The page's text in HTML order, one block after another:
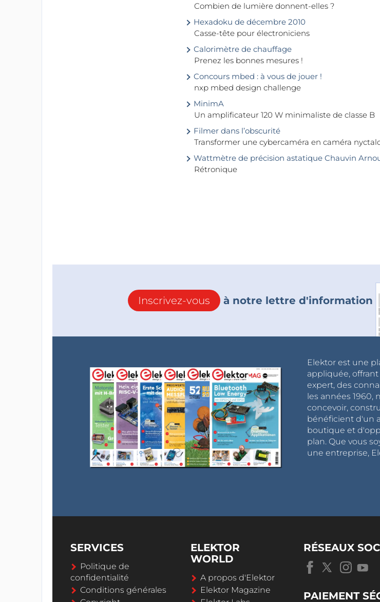
Combien de lumière donnent-elles ?
Hexadoku de décembre 2010
Casse-tête pour électroniciens
Calorimètre de chauffage
Prenez les bonnes mesures !
Concours mbed : à vous de jouer !
nxp mbed design challenge
MinimA
Un amplificateur 120 W minimaliste de classe B
Filmer dans l’obscurité
Transformer une cybercaméra en caméra
Wattmètre de précision astatique Chauvin
Rétronique
Inscrivez-vous à notre lettre d'information
Elektor est une
appliquée,
expert, des
les années
concevoir,
bénéficient d'un
boutique et
plan. Que vous
une entreprise,
SERVICES
Politique de
confidentialité
Conditions générales
ELEKTOR
WORLD
A propos d'Elektor
Elektor Magazine
RÉSEAUX
PAIEMENT